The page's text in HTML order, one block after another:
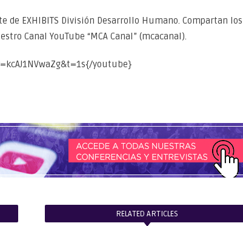
de EXHIBITS División Desarrollo Humano. Compartan los
Canal YouTube “MCA Canal” (mcacanal).
youtube}
RELATED ARTICLES